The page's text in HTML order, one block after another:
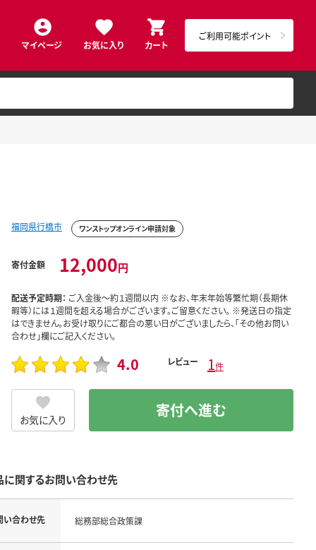
マイページ お気に入り カート
ご利用可能ポイント
福岡県行橋市 ワンストップオンライン申請対象
寄付金額 12,000円
配送予定時期： ご入金後～約１週間以内 ※なお、年末年始等繁忙期（長期休
暇等）には１週間を超える場合がございます。ご留意ください。 ※発送日の指定
はできません。お受け取りにご都合の悪い日がございましたら、「その他お問い
合わせ」欄にご記入ください。
4.0 レビュー 1件
お気に入り 寄付へ進む
に関するお問い合わせ先
い合わせ先 総務部総合政策課